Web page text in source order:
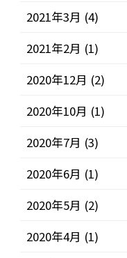
2021年3月 (4)
2021年2月 (1)
2020年12月 (2)
2020年10月 (1)
2020年7月 (3)
2020年6月 (1)
2020年5月 (2)
2020年4月 (1)